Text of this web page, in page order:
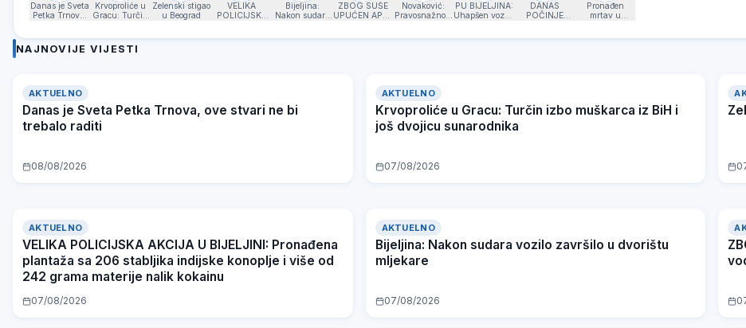
Danas je Sveta
Petka Trnova,
Krvoproliće u
Gracu: Turčin
dvojicu
sunarodnika
Zelenski stigao
u Beograd
VELIKA
POLICIJSKA
kokainu
Bijeljina:
Nakon sudara
ZBOG SUŠE
UPUĆEN APEL
Novaković:
Pravosnažnom
PU BIJELJINA:
Uhapšen vozač
DANAS
POČINJE
Pronađen
mrtav u
NAJNOVIJE VIJESTI
AKTUELNO
Danas je Sveta Petka Trnova, ove stvari ne bi
trebalo raditi
08/08/2026
AKTUELNO
Krvoproliće u Gracu: Turčin izbo muškarca iz BiH i
još dvojicu sunarodnika
07/08/2026
AKTUELNO
VELIKA POLICIJSKA AKCIJA U BIJELJINI: Pronađena
plantaža sa 206 stabljika indijske konoplje i više od
242 grama materije nalik kokainu
07/08/2026
AKTUELNO
Bijeljina: Nakon sudara vozilo završilo u dvorištu
mljekare
07/08/2026